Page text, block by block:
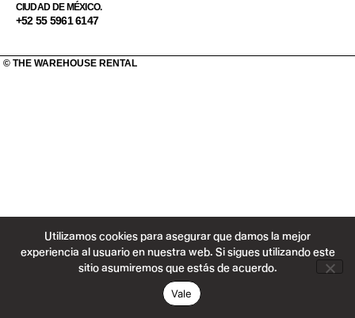
CIUDAD DE MÉXICO.
+52 55 5961 6147
© THE WAREHOUSE RENTAL
Utilizamos cookies para asegurar que damos la mejor
experiencia al usuario en nuestra web. Si sigues utilizando este
sitio asumiremos que estás de acuerdo.
Vale